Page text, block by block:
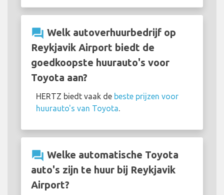
question_answer Welk autoverhuurbedrijf op
Reykjavik Airport biedt de
goedkoopste huurauto's voor
Toyota aan?
HERTZ biedt vaak de beste prijzen voor
huurauto's van Toyota.
question_answer Welke automatische Toyota
auto's zijn te huur bij Reykjavik
Airport?